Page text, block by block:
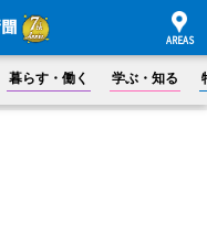
暮らす・働く 学ぶ・知る